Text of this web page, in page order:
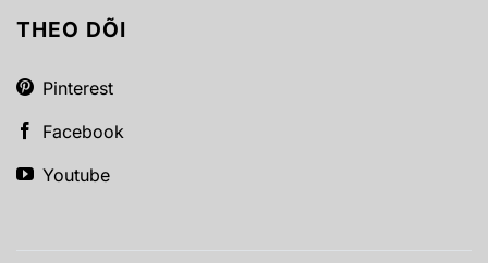
THEO DÕI
Pinterest
Facebook
Youtube